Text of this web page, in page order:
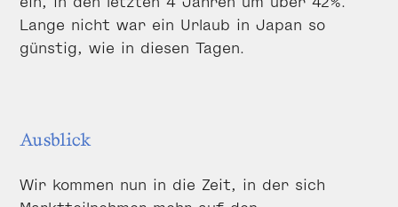
Lange nicht war ein Urlaub in Japan so
günstig, wie in diesen Tagen.
Ausblick
Wir kommen nun in die Zeit, in der sich